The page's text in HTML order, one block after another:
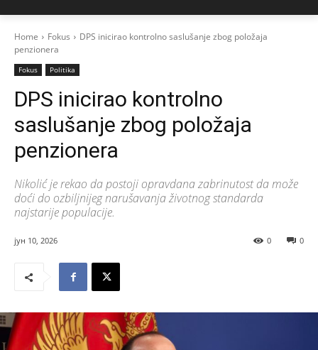
Home Fokus
DPS inicirao kontrolno saslušanje zbog položaja
penzionera
Fokus Politika
DPS inicirao kontrolno
saslušanje zbog položaja
penzionera
Nikolić je rekao da postoji opravdana zabrinutost da može
doći do ozbiljnijeg narušavanja životnog standarda
najstarije populacije.
јун 10, 2026 0
0